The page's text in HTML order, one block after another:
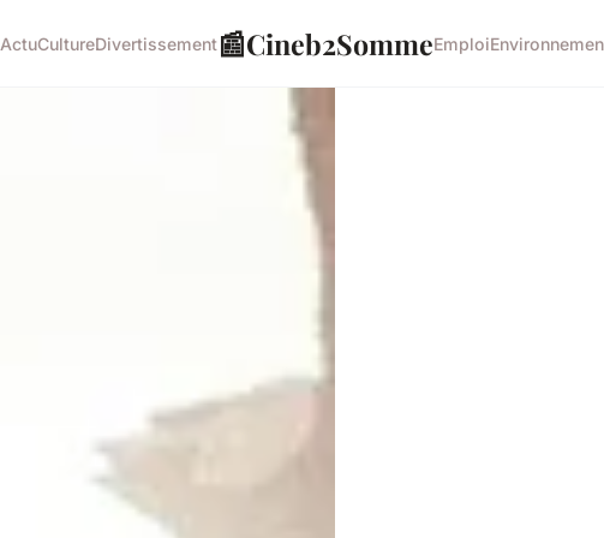
ActuCultureDivertissement📰Cineb2SommeEmploi